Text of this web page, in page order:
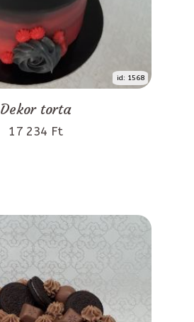
id: 1568
Dekor torta
17 234 Ft